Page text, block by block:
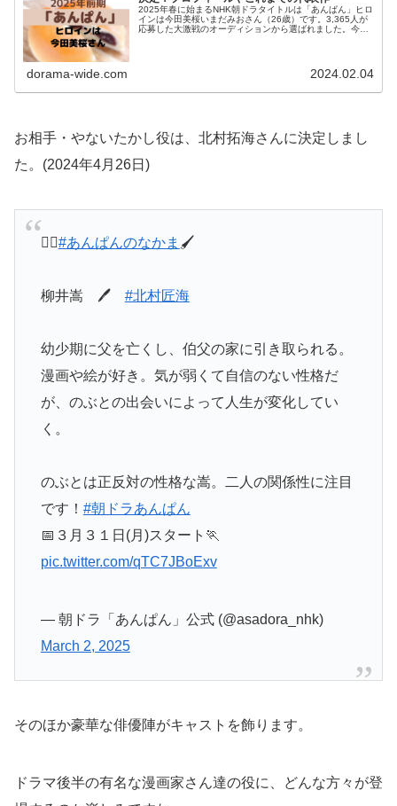
2025年春に始まるNHK朝ドラタイトルは「あんぱん」ヒロ
インは今田美桜いまだみおさん（26歳）です。3,365人が
応募した大激戦のオーディションから選ばれました。今田
dorama-wide.com 2024.02.04
お相手・やないたかし役は、北村拓海さんに決定しまし
た。(2024年4月26日)
🏃‍♀️#あんぱんのなかま 🖌
柳井嵩 🖊 #北村匠海
幼少期に父を亡くし、伯父の家に引き取られる。
漫画や絵が好き。気が弱くて自信のない性格だ
が、のぶとの出会いによって人生が変化してい
く。
のぶとは正反対の性格な嵩。二人の関係性に注目
です！ #朝ドラあんぱん
📅３月３１日(月)スタート🏃
pic.twitter.com/qTC7JBoExv
— 朝ドラ「あんぱん」公式 (@asadora_nhk)
March 2, 2025
そのほか豪華な俳優陣がキャストを飾ります。
ドラマ後半の有名な漫画家さん達の役に、どんな方々が登